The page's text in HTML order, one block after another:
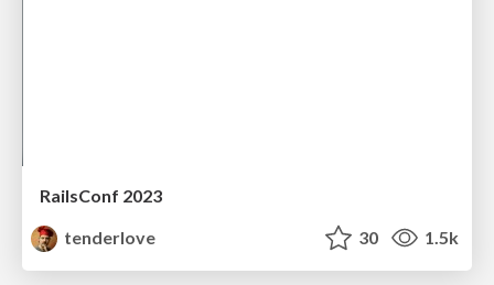
RailsConf 2023
tenderlove
30 1.5k